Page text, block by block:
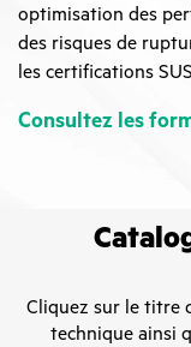
optimisation des
des risques de
les certifications
Consultez les
Cliquez sur le titre
technique ainsi